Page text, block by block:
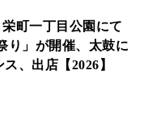
町一丁目公園にて
り」が開催、太鼓に
、出店【2026】